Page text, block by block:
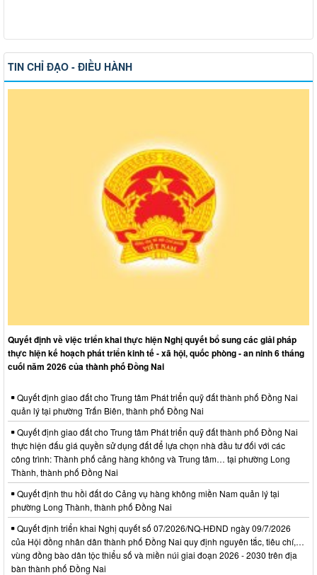
TIN CHỈ ĐẠO - ĐIỀU HÀNH
Quyết định về việc triển khai thực hiện Nghị quyết bổ sung các giải pháp
thực hiện kế hoạch phát triển kinh tế - xã hội, quốc phòng - an ninh 6 tháng
cuối năm 2026 của thành phố Đồng Nai
Quyết định giao đất cho Trung tâm Phát triển quỹ đất thành phố Đồng Nai
quản lý tại phường Trấn Biên, thành phố Đồng Nai
Quyết định giao đất cho Trung tâm Phát triển quỹ đất thành phố Đồng Nai
thực hiện đấu giá quyền sử dụng đất để lựa chọn nhà đầu tư đối với các
công trình: Thành phố cảng hàng không và Trung tâm… tại phường Long
Thành, thành phố Đồng Nai
Quyết định thu hồi đất do Cảng vụ hàng không miền Nam quản lý tại
phường Long Thành, thành phố Đồng Nai
Quyết định triển khai Nghị quyết số 07/2026/NQ-HĐND ngày 09/7/2026
của Hội đồng nhân dân thành phố Đồng Nai quy định nguyên tắc, tiêu chí,…
vùng đồng bào dân tộc thiểu số và miền núi giai đoạn 2026 - 2030 trên địa
bàn thành phố Đồng Nai